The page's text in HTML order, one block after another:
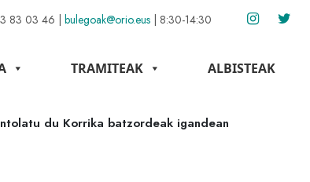
83 03 46 | bulegoak@orio.eus | 8:30-14:30
TRAMITEAK ALBISTEAK
du Korrika batzordeak igandean